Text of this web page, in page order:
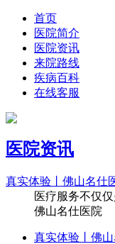
首页
医院简介
医院资讯
来院路线
疾病百科
在线客服
医院资讯
真实体验丨佛山名仕
医疗服务不仅
佛山名仕医院
真实体验丨佛